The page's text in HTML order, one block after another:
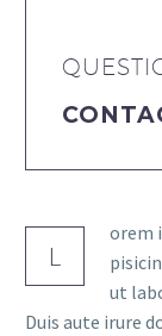
L
orem
ut
Duis aute irure